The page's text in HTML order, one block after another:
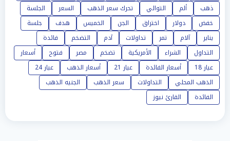
ذهب
ألم التوالي تحرك سعر الذهب السعر
الجلسة
خفض
دولار اختراق الجن الخميس هدف
جلسة
يناير
آلام تمر تداولات آدم التضخم
فائدة
التداول
الشراء الأمريكية تضخم مصر فتوح
أسعار
عيار 18
أسعار الفائدة عيار 21 أسعار الذهب
عيار 24
الذهب المحلي
التداولات سعر الذهب
الجنيه الذهب
الفائدة
القارئ نيوز